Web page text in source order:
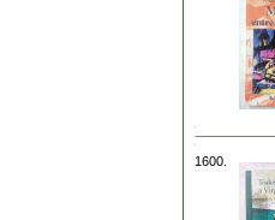
1600.